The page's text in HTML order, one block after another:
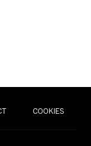
COOKIES